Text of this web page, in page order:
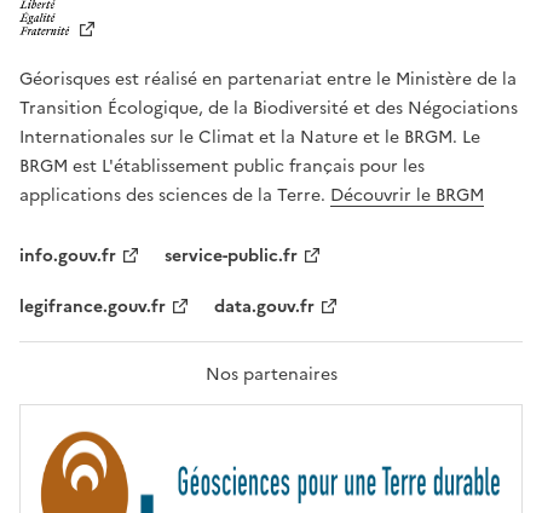
T
É
,
É
G
A
L
F
A
T
R
T
É
Géorisques est réalisé en partenariat entre le Ministère de la
Transition Écologique, de la Biodiversité et des Négociations
Internationales sur le Climat et la Nature et le BRGM. Le
BRGM est L'établissement public français pour les
applications des sciences de la Terre. Découvrir le BRGM
info.gouv.fr
service-public.fr
legifrance.gouv.fr
data.gouv.fr
Nos partenaires